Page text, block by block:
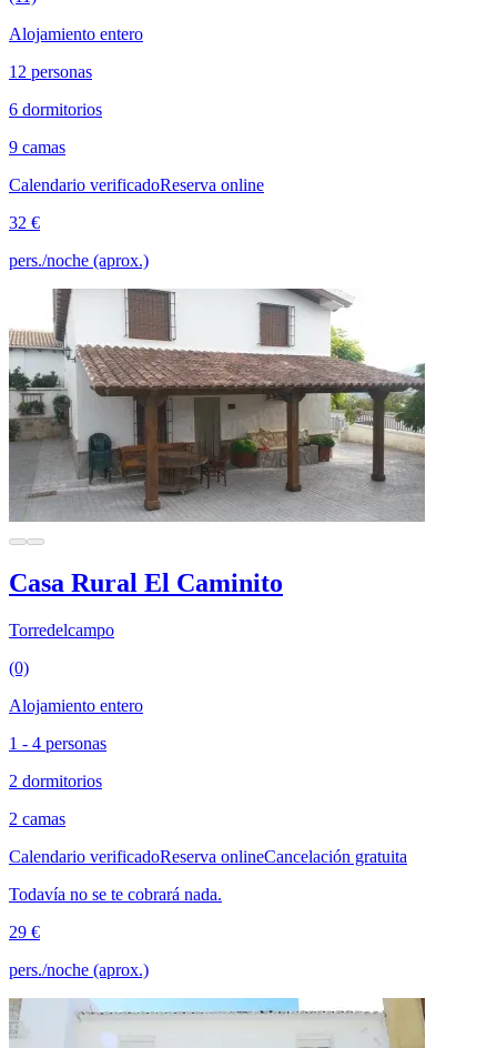
Alojamiento entero
12 personas
6 dormitorios
9 camas
Calendario verificadoReserva online
32 €
pers./noche (aprox.)
Casa Rural El Caminito
Torredelcampo
(0)
Alojamiento entero
1 - 4 personas
2 dormitorios
2 camas
Calendario verificadoReserva onlineCancelación gratuita
Todavía no se te cobrará nada.
29 €
pers./noche (aprox.)